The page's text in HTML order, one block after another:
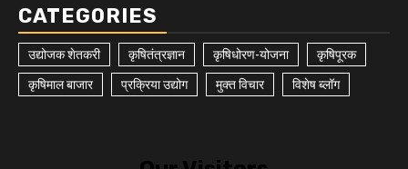
CATEGORIES
उद्योजक शेतकरी कृषितंत्रज्ञान कृषिधोरण-योजना कृषिपूरक
कृषिमाल बाजार प्रक्रिया उद्योग मुक्त विचार विशेष ब्लॉग